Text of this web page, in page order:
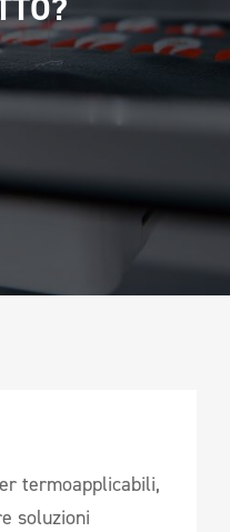
termoapplicabili,
soluzioni